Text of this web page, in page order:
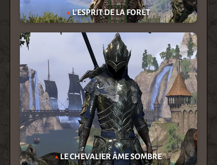
L'ESPRIT DE LA FORÊT
LE CHEVALIER ÂME SOMBRE